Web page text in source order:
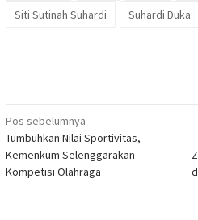
Siti Sutinah Suhardi
Suhardi Duka
Navigasi
pos
Pos sebelumnya
Tumbuhkan Nilai Sportivitas,
Kemenkum Selenggarakan
Kompetisi Olahraga